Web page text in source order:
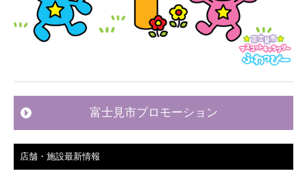
富士見市プロモーション
店舗・施設最新情報